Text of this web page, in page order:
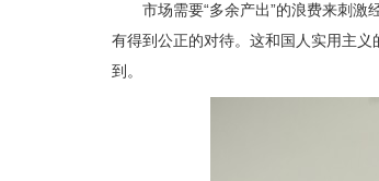
市场需要“多余产出”的浪费来刺激
有得到公正的对待。这和国人实用主
到。